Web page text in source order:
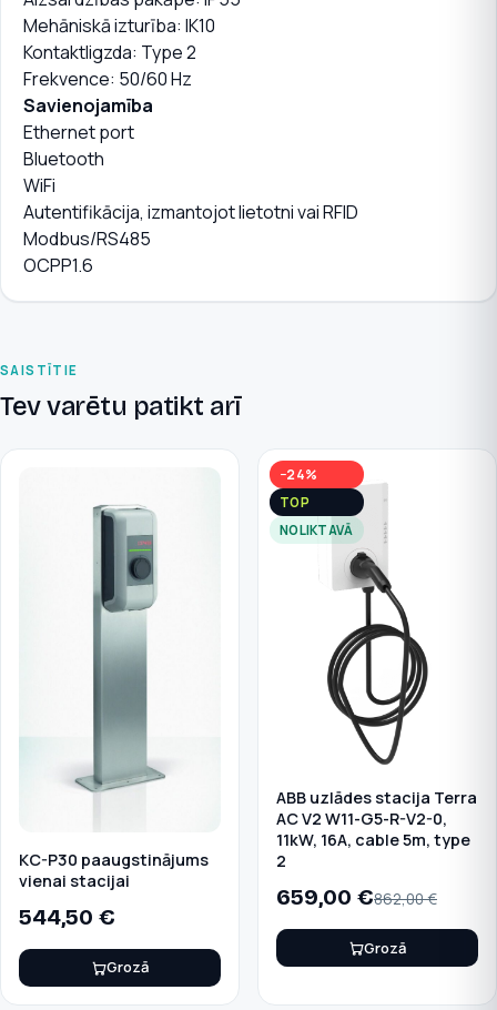
Mehāniskā izturība: IK10
Kontaktligzda: Type 2
Frekvence: 50/60 Hz
Savienojamība
Ethernet port
Bluetooth
WiFi
Autentifikācija, izmantojot lietotni vai RFID
Modbus/RS485
OCPP1.6
SAISTĪTIE
Tev varētu patikt arī
KC-P30 paaugstinājums
vienai stacijai
544,50 €
Grozā
−24%
TOP
NOLIKTAVĀ
ABB uzlādes stacija Terra
AC V2 W11-G5-R-V2-0,
11kW, 16A, cable 5m, type
2
659,00 €862,00€
Grozā